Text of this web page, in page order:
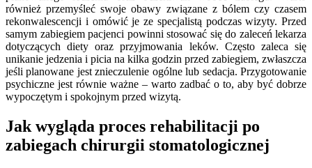
również przemyśleć swoje obawy związane z bólem czy czasem
rekonwalescencji i omówić je ze specjalistą podczas wizyty. Przed
samym zabiegiem pacjenci powinni stosować się do zaleceń lekarza
dotyczących diety oraz przyjmowania leków. Często zaleca się
unikanie jedzenia i picia na kilka godzin przed zabiegiem, zwłaszcza
jeśli planowane jest znieczulenie ogólne lub sedacja. Przygotowanie
psychiczne jest równie ważne – warto zadbać o to, aby być dobrze
wypoczętym i spokojnym przed wizytą.
Jak wygląda proces rehabilitacji po
zabiegach chirurgii stomatologicznej